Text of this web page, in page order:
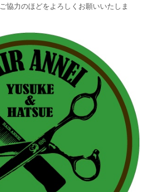
協力のほどをよろしくお願いいたしま